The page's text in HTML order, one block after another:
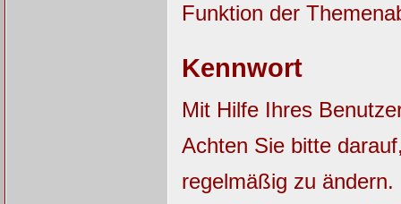
Funktion der
Kennwort
Mit Hilfe Ihres
Achten Sie bitte
regelmäßig zu